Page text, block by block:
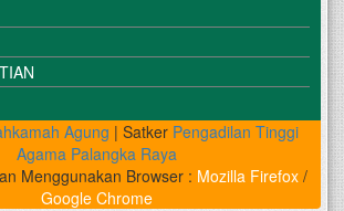
Agung | Satker Pengadilan Tinggi
Agama Palangka Raya
Menggunakan Browser : Mozilla Firefox/
Google Chrome